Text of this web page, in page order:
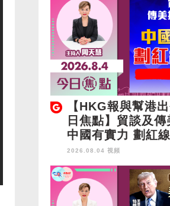
【HKG報與幫港
日焦點】貿談及
中國有實力 劃紅
2026.08.04 視頻